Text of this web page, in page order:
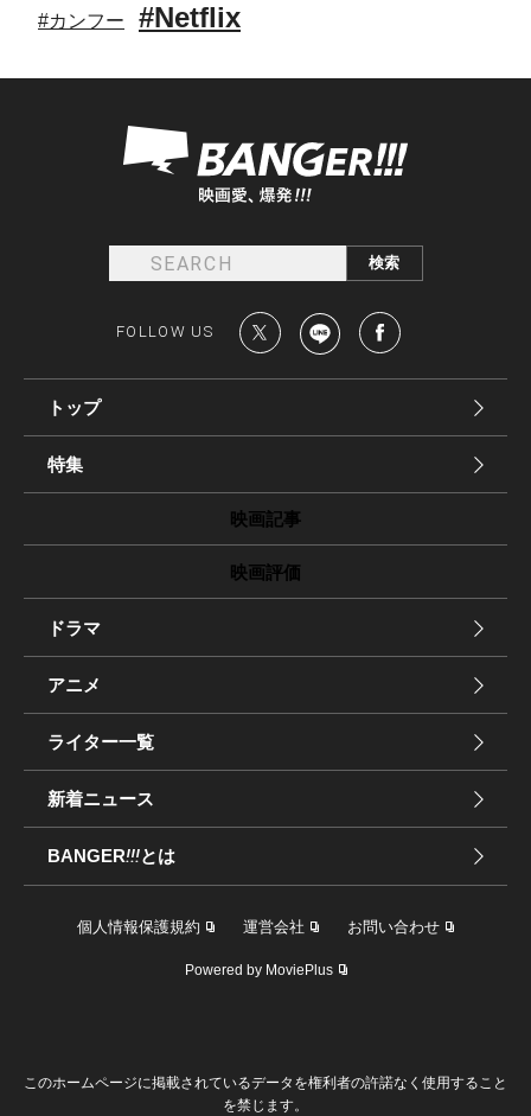
#カンフー #Netflix
FOLLOW US
トップ
特集
映画記事
映画評価
ドラマ
アニメ
ライター一覧
新着ニュース
BANGER!!!とは
個人情報保護規約 運営会社 お問い合わせ
Powered by MoviePlus
このホームページに掲載されているデータを権利者の許諾なく使用すること
を禁じます。